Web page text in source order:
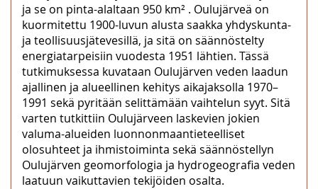
ja se on pinta-alaltaan 950 km² . Oulujärveä on
kuormitettu 1900-luvun alusta saakka yhdyskunta-
ja teollisuusjätevesillä, ja sitä on säännöstelty
energiatarpeisiin vuodesta 1951 lähtien. Tässä
tutkimuksessa kuvataan Oulujärven veden laadun
ajallinen ja alueellinen kehitys aikajaksolla 1970–
1991 sekä pyritään selittämään vaihtelun syyt. Sitä
varten tutkittiin Oulujärveen laskevien jokien
valuma-alueiden luonnonmaantieteelliset
olosuhteet ja ihmistoiminta sekä säännöstellyn
Oulujärven geomorfologia ja hydrogeografia veden
laatuun vaikuttavien tekijöiden osalta.